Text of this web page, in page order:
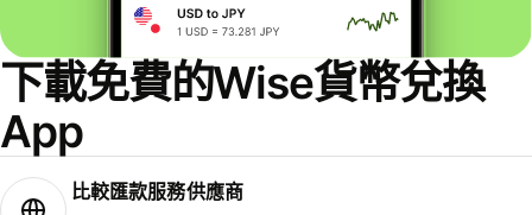
下載免費的Wise貨幣兌換
App
比較匯款服務供應商